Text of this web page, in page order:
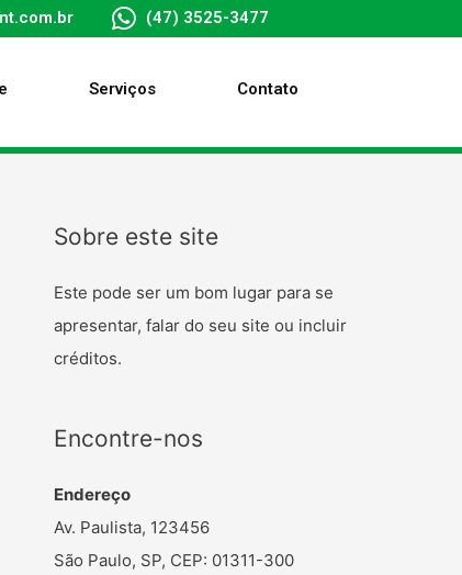
(47) 3525-3477
Serviços Contato
Sobre este site
Este pode ser um bom lugar para se
apresentar, falar do seu site ou incluir
créditos.
Encontre-nos
Endereço
Av. Paulista, 123456
São Paulo, SP, CEP: 01311-300